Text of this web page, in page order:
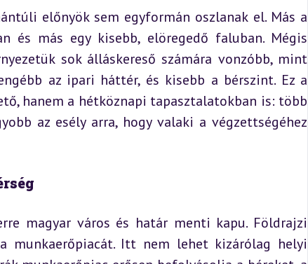
előnyök sem egyformán oszlanak el. Más a
és más egy kisebb, elöregedő faluban. Mégis
sok álláskereső számára vonzóbb, mint
az ipari háttér, és kisebb a bérszint. Ez a
hanem a hétköznapi tapasztalatokban is: több
az esély arra, hogy valaki a végzettségéhez
magyar város és határ menti kapu. Földrajzi
munkaerőpiacát. Itt nem lehet kizárólag helyi